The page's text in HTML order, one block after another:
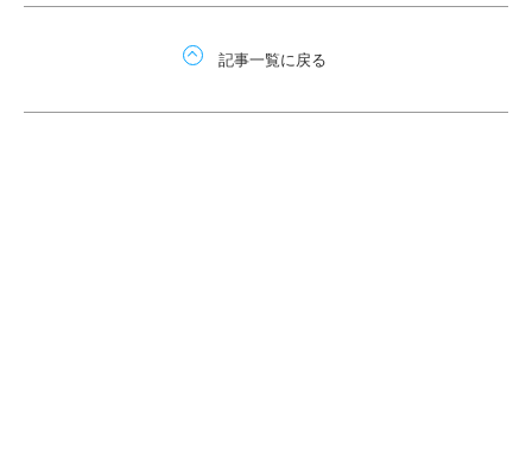
記事一覧に戻る